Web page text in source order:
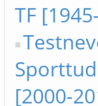
TF
[2000-